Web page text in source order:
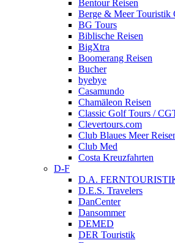
Bentour Reisen
Berge & Meer Touristik
BG Tours
Biblische Reisen
BigXtra
Boomerang Reisen
Bucher
byebye
Casamundo
Chamäleon Reisen
Classic Golf Tours /
Clevertours.com
Club Blaues Meer
Club Med
Costa Kreuzfahrten
D-F
D.A.
D.E.S. Travelers
DanCenter
Dansommer
DEMED
DER Touristik